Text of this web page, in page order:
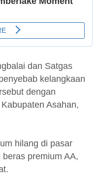
dan Satgas
kelangkaan
dengan
Asahan,
hilang di pasar
premium AA,